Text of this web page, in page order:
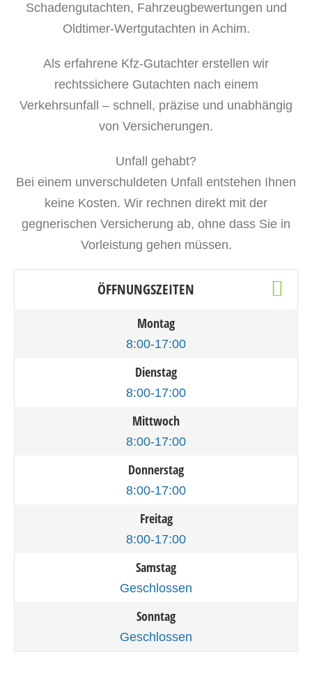
Schadengutachten, Fahrzeugbewertungen und
Oldtimer-Wertgutachten in Achim.
Als erfahrene Kfz-Gutachter erstellen wir
rechtssichere Gutachten nach einem
Verkehrsunfall – schnell, präzise und unabhängig
von Versicherungen.
Unfall gehabt?
Bei einem unverschuldeten Unfall entstehen Ihnen
keine Kosten. Wir rechnen direkt mit der
gegnerischen Versicherung ab, ohne dass Sie in
Vorleistung gehen müssen.
ÖFFNUNGSZEITEN
Montag
8:00-17:00
Dienstag
8:00-17:00
Mittwoch
8:00-17:00
Donnerstag
8:00-17:00
Freitag
8:00-17:00
Samstag
Geschlossen
Sonntag
Geschlossen